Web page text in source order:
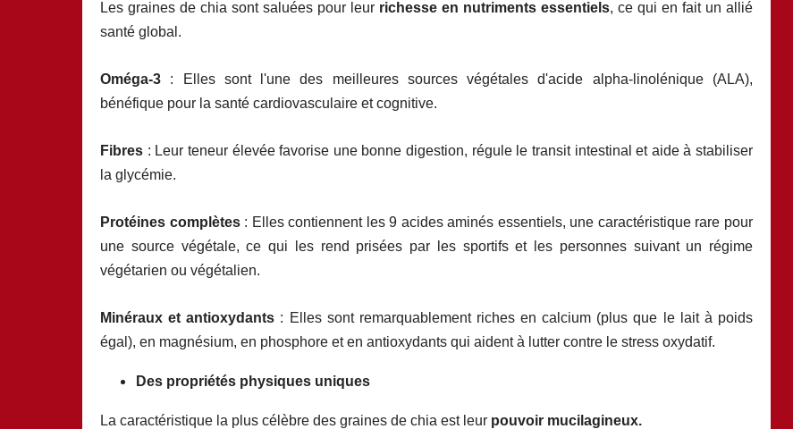
Les graines de chia sont saluées pour leur richesse en nutriments essentiels, ce qui en fait un allié
santé global.
Oméga-3 : Elles sont l'une des meilleures sources végétales d'acide alpha-linolénique (ALA),
bénéfique pour la santé cardiovasculaire et cognitive.
Fibres : Leur teneur élevée favorise une bonne digestion, régule le transit intestinal et aide à stabiliser
la glycémie.
Protéines complètes : Elles contiennent les 9 acides aminés essentiels, une caractéristique rare pour
une source végétale, ce qui les rend prisées par les sportifs et les personnes suivant un régime
végétarien ou végétalien.
Minéraux et antioxydants : Elles sont remarquablement riches en calcium (plus que le lait à poids
égal), en magnésium, en phosphore et en antioxydants qui aident à lutter contre le stress oxydatif.
Des propriétés physiques uniques
La caractéristique la plus célèbre des graines de chia est leur pouvoir mucilagineux.